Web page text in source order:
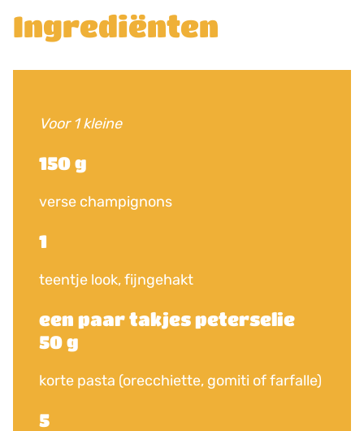
Ingrediënten
Voor 1 kleine
150 g
verse champignons
1
teentje look, fijngehakt
een paar takjes peterselie
50 g
korte pasta (orecchiette, gomiti of farfalle)
5